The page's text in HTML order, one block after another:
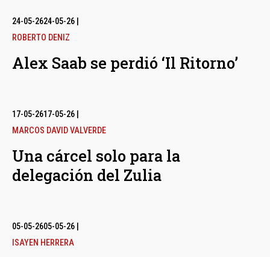
24-05-2624-05-26
ROBERTO DENIZ
Alex Saab se perdió ‘Il Ritorno’
17-05-2617-05-26
MARCOS DAVID VALVERDE
Una cárcel solo para la
delegación del Zulia
05-05-2605-05-26
ISAYEN HERRERA